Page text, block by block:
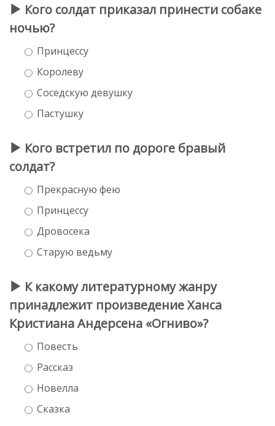
Кого солдат приказал принести собаке
ночью?
Принцессу
Королеву
Соседскую девушку
Пастушку
Кого встретил по дороге бравый
солдат?
Прекрасную фею
Принцессу
Дровосека
Старую ведьму
К какому литературному жанру
принадлежит произведение Ханса
Кристиана Андерсена «Огниво»?
Повесть
Рассказ
Новелла
Сказка